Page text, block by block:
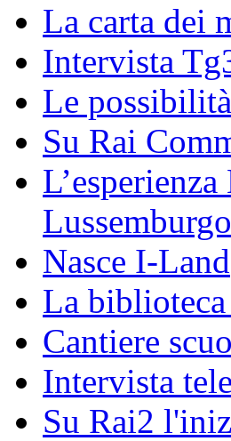
La carta dei
Intervista
Le
Su Rai
Lussemburgo
Nasce I-Land
La
Cantiere
Intervista
Su Rai2